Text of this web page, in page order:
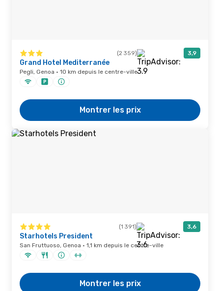
(2 359) 3,9
Grand Hotel Mediterranée
Pegli, Genoa · 10 km depuis le centre-ville
Montrer les prix
(1 391) 3,6
Starhotels President
San Fruttuoso, Genoa · 1,1 km depuis le centre-ville
Montrer les prix